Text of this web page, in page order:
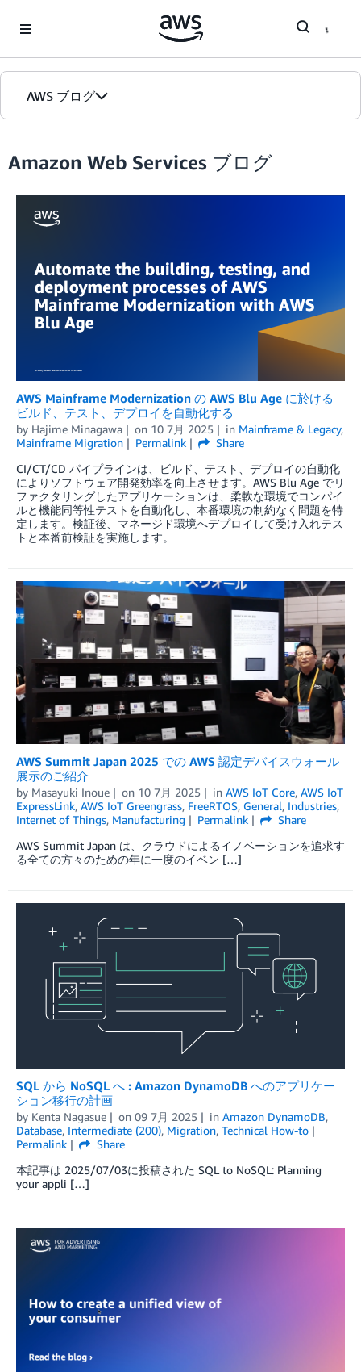
AWS ブログ
エディション
Amazon Web Services ブログ
AWS Mainframe Modernization の AWS Blu Age に於ける
ビルド、テスト、デプロイを自動化する
by Hajime Minagawa on 10 7月 2025 in Mainframe & Legacy,
Mainframe Migration
Permalink
Share
CI/CT/CD パイプラインは、ビルド、テスト、デプロイの自動化
によりソフトウェア開発効率を向上させます。AWS Blu Age でリ
ファクタリングしたアプリケーションは、柔軟な環境でコンパイ
ルと機能同等性テストを自動化し、本番環境の制約なく問題を特
定します。検証後、マネージド環境へデプロイして受け入れテス
トと本番前検証を実施します。
AWS Summit Japan 2025 での AWS 認定デバイスウォール
展示のご紹介
by Masayuki Inoue on 10 7月 2025 in AWS IoT Core, AWS IoT
ExpressLink, AWS IoT Greengrass, FreeRTOS, General, Industries,
Internet of Things, Manufacturing Permalink
Share
AWS Summit Japan は、クラウドによるイノベーションを追求す
る全ての方々のための年に一度のイベン […]
SQL から NoSQL へ : Amazon DynamoDB へのアプリケー
ション移行の計画
by Kenta Nagasue on 09 7月 2025 in Amazon DynamoDB,
Database, Intermediate (200), Migration, Technical How-to
Permalink
Share
本記事は 2025/07/03に投稿された SQL to NoSQL: Planning
your appli […]